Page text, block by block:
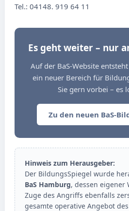
Tel.: 04148. 919 64 11
Es geht weiter – nur
Auf der BaS-Website
ein neuer Bereich für
Sie gern vorbei – es
Zu den neuen BaS-
Hinweis zum Herausgeber:
Der BildungsSpiegel wurde
BaS Hamburg, dessen eigener
Zuge des Angriffs ebenfalls
gesamte operative Angebot